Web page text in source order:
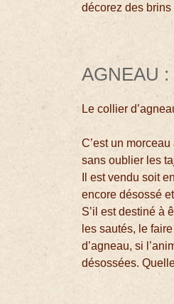
décorez des
AGNEAU :
Le collier
C’est un
sans oublier les
Il est vendu soit
encore désossé
S’il est destiné à
les sautés, le
d’agneau, si
désossées.